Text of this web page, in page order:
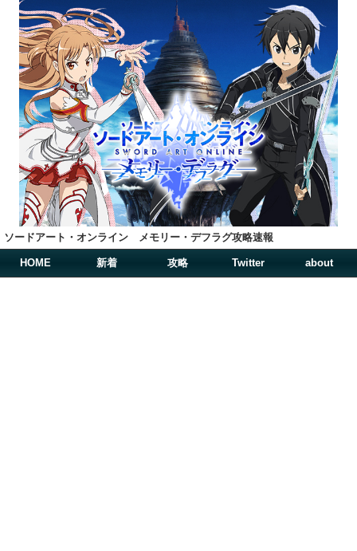
ソードアート・オンライン メモリー・デフラグ攻略速報
HOME 新着 攻略 Twitter about